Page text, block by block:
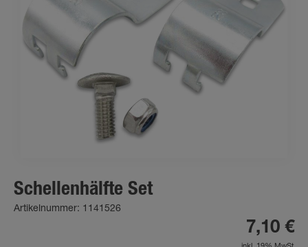
Schellenhälfte Set
Artikelnummer: 1141526
7,10 €